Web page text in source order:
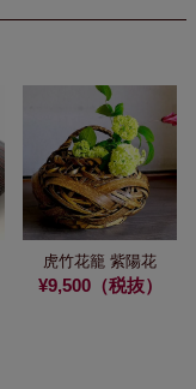
虎竹花籠 紫陽花
¥9,500（税抜）